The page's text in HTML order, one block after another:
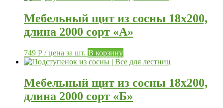
Мебельный щит из сосны 18х200,
длина 2000 сорт «А»
749 Р / цена за шт. В корзину
Мебельный щит из сосны 18х200,
длина 2000 сорт «Б»